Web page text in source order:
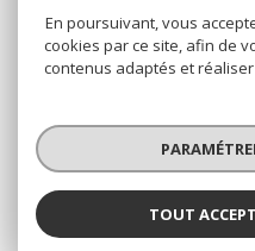
© 2026 |
En poursuivant, vous
cookies par ce site, afin de
contenus adaptés et
TOUT